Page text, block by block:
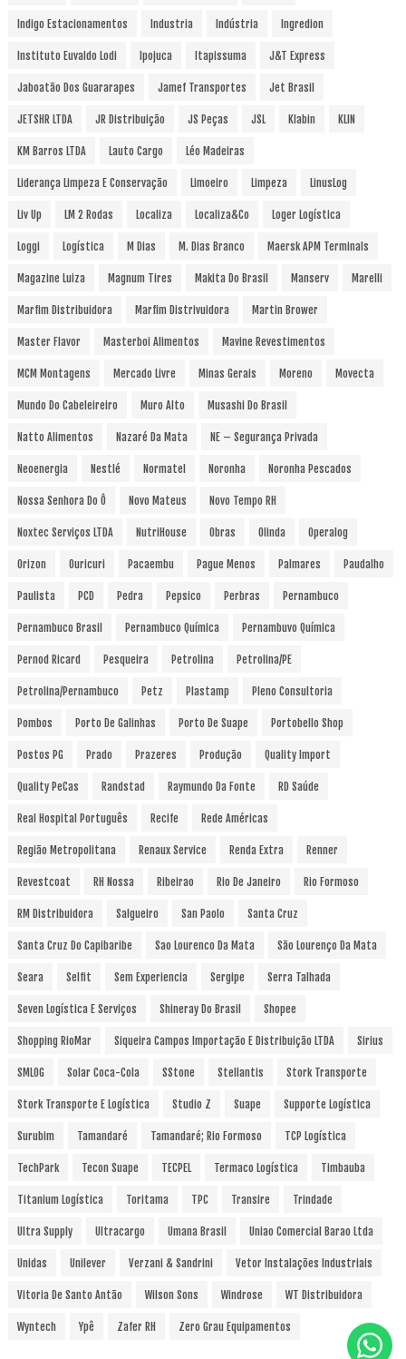
Indigo Estacionamentos Industria Indústria Ingredion
Instituto Euvaldo Lodi Ipojuca Itapissuma J&T Express
Jaboatão Dos Guararapes Jamef Transportes Jet Brasil
JETSHR LTDA JR Distribuição JS Peças JSL Klabin KLIN
KM Barros LTDA Lauto Cargo Léo Madeiras
Liderança Limpeza E Conservação Limoeiro Limpeza LinusLog
Liv Up LM 2 Rodas Localiza Localiza&Co Loger Logística
Loggi Logística M Dias M. Dias Branco Maersk APM Terminals
Magazine Luiza Magnum Tires Makita Do Brasil Manserv Marelli
Marfim Distribuidora Marfim Distrivuidora Martin Brower
Master Flavor Masterboi Alimentos Mavine Revestimentos
MCM Montagens Mercado Livre Minas Gerais Moreno Movecta
Mundo Do Cabeleireiro Muro Alto Musashi Do Brasil
Natto Alimentos Nazaré Da Mata NE – Segurança Privada
Neoenergia Nestlé Normatel Noronha Noronha Pescados
Nossa Senhora Do Ô Novo Mateus Novo Tempo RH
Noxtec Serviços LTDA NutriHouse Obras Olinda Operalog
Orizon Ouricuri Pacaembu Pague Menos Palmares Paudalho
Paulista PCD Pedra Pepsico Perbras Pernambuco
Pernambuco Brasil Pernambuco Química Pernambuvo Química
Pernod Ricard Pesqueira Petrolina Petrolina/PE
Petrolina/Pernambuco Petz Plastamp Pleno Consultoria
Pombos Porto De Galinhas Porto De Suape Portobello Shop
Postos PG Prado Prazeres Produção Quality Import
Quality PeCas Randstad Raymundo Da Fonte RD Saúde
Real Hospital Português Recife Rede Américas
Região Metropolitana Renaux Service Renda Extra Renner
Revestcoat RH Nossa Ribeirao Rio De Janeiro Rio Formoso
RM Distribuidora Salgueiro San Paolo Santa Cruz
Santa Cruz Do Capibaribe Sao Lourenco Da Mata São Lourenço Da Mata
Seara Selfit Sem Experiencia Sergipe Serra Talhada
Seven Logística E Serviços Shineray Do Brasil Shopee
Shopping RioMar Siqueira Campos Importação E Distribuição LTDA Sirius
SMLOG Solar Coca-Cola SStone Stellantis Stork Transporte
Stork Transporte E Logística Studio Z Suape Supporte Logística
Surubim Tamandaré Tamandaré; Rio Formoso TCP Logística
TechPark Tecon Suape TECPEL Termaco Logística Timbauba
Titanium Logística Toritama TPC Transire Trindade
Ultra Supply Ultracargo Umana Brasil Uniao Comercial Barao Ltda
Unidas Unilever Verzani & Sandrini Vetor Instalações Industriais
Vitoria De Santo Antão Wilson Sons Windrose WT Distribuidora
Wyntech Ypê Zafer RH Zero Grau Equipamentos